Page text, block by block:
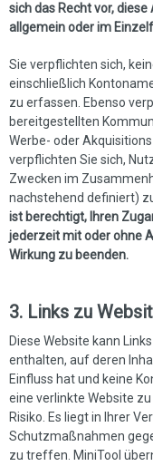
sich das Recht vor,
allgemein oder im
Sie verpflichten sich,
einschließlich
zu erfassen. Ebenso
bereitgestellten
Werbe- oder
verpflichten Sie sich,
Zwecken im
nachstehend definiert)
ist berechtigt, Ihren
jederzeit mit oder ohne
Wirkung zu beenden.
3. Links zu
Diese Website kann
enthalten, auf deren
Einfluss hat und keine
eine verlinkte Website
Risiko. Es liegt in Ihrer
Schutzmaßnahmen
zu treffen. MiniTool